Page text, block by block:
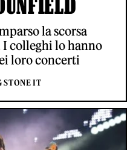
la scorsa
I colleghi lo hanno
loro concerti
STONE IT